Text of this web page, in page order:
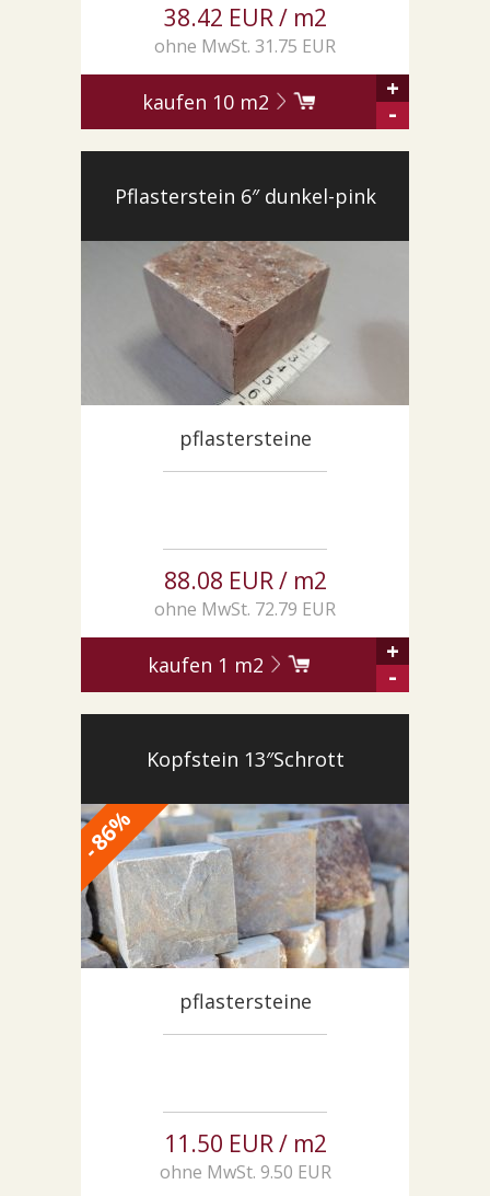
38.42 EUR / m2
ohne MwSt. 31.75 EUR
kaufen 10 m2
+
-
Pflasterstein 6″ dunkel-pink
pflastersteine
88.08 EUR / m2
ohne MwSt. 72.79 EUR
kaufen 1 m2
+
-
Kopfstein 13″Schrott
-
86
%
pflastersteine
11.50 EUR / m2
ohne MwSt. 9.50 EUR